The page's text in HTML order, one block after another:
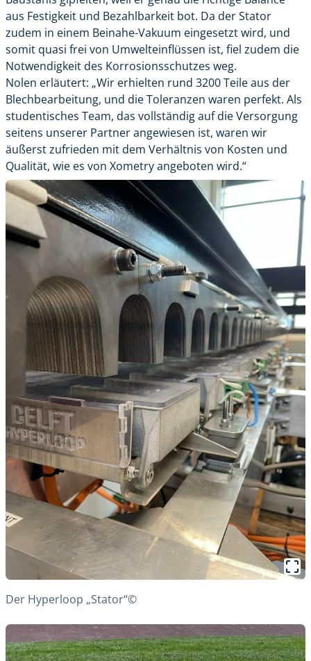
aus Festigkeit und Bezahlbarkeit bot. Da der Stator
zudem in einem Beinahe-Vakuum eingesetzt wird, und
somit quasi frei von Umwelteinflüssen ist, fiel zudem die
Notwendigkeit des Korrosionsschutzes weg.
Nolen erläutert: „Wir erhielten rund 3200 Teile aus der
Blechbearbeitung, und die Toleranzen waren perfekt. Als
studentisches Team, das vollständig auf die Versorgung
seitens unserer Partner angewiesen ist, waren wir
äußerst zufrieden mit dem Verhältnis von Kosten und
Qualität, wie es von Xometry angeboten wird.“
Der Hyperloop „Stator“©